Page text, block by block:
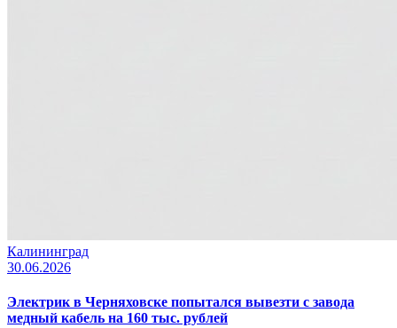
Калининград
30.06.2026
Электрик в Черняховске попытался вывезти с завода
медный кабель на 160 тыс. рублей